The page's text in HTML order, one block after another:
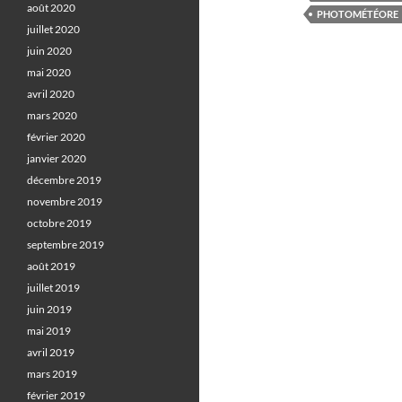
PHOTOMÉTÉORE
août 2020
juillet 2020
juin 2020
mai 2020
avril 2020
mars 2020
février 2020
janvier 2020
décembre 2019
novembre 2019
octobre 2019
septembre 2019
août 2019
juillet 2019
juin 2019
mai 2019
avril 2019
mars 2019
février 2019